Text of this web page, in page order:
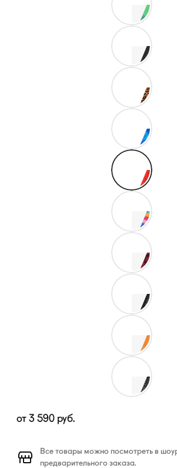
от 3 590 руб.
Все товары можно посмотреть в
предварительного заказа.